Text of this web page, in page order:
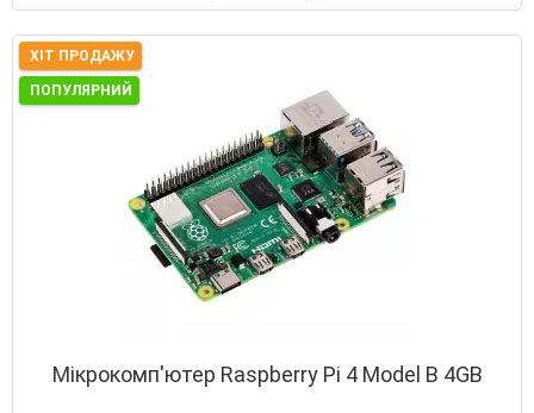
ХІТ ПРОДАЖУ
ПОПУЛЯРНИЙ
Мікрокомп'ютер Raspberry Pi 4 Model B 4GB